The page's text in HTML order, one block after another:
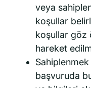
veya
koşullar
koşullar göz
hareket
başvuruda